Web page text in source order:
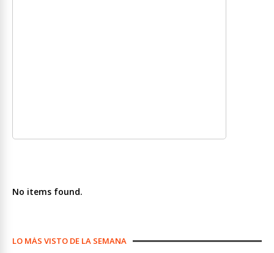
No items found.
LO MÁS VISTO DE LA SEMANA